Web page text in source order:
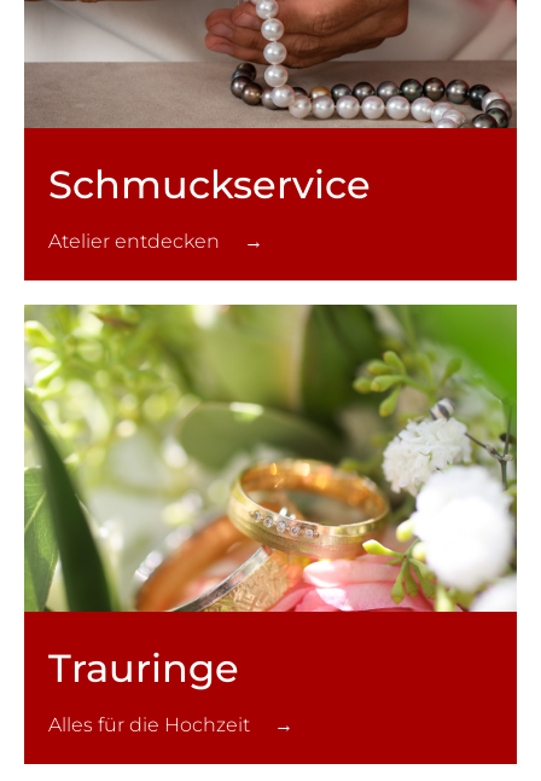
Schmuck­service
Atelier entdecken →
Trauringe
Alles für die Hochzeit →